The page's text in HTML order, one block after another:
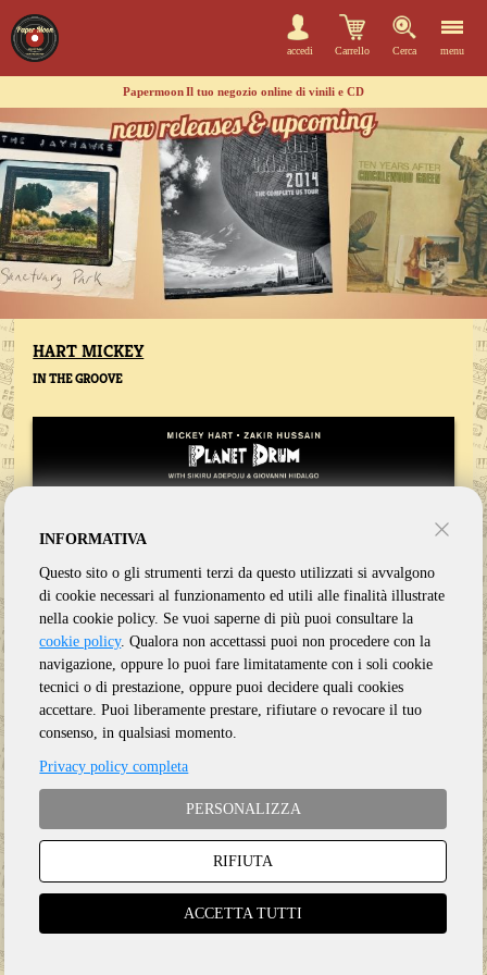
accedi Carrello Cerca menu
PapermoonIl tuo negozio online di vinili e CD
HART MICKEY
IN THE GROOVE
Anno:2022
INFORMATIVA
Questo sito o gli strumenti terzi da questo utilizzati si avvalgono
di cookie necessari al funzionamento ed utili alle finalità illustrate
nella cookie policy. Se vuoi saperne di più puoi consultare la
cookie policy. Qualora non accettassi puoi non procedere con la
navigazione, oppure lo puoi fare limitatamente con i soli cookie
tecnici o di prestazione, oppure puoi decidere quali cookies
accettare. Puoi liberamente prestare, rifiutare o revocare il tuo
consenso, in qualsiasi momento.
Privacy policy completa
PERSONALIZZA
RIFIUTA
ACCETTA TUTTI